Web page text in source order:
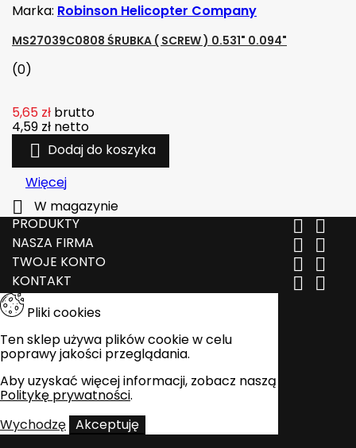
Marka: Robinson Helicopter Company
MS27039C0808 ŚRUBKA ( SCREW ) 0.531" 0.094"
(0)
5,65 zł brutto
4,59 zł netto
 Dodaj do koszyka
Więcej

W magazynie
PRODUKTY
 
NASZA FIRMA  
TWOJE KONTO  
KONTAKT  
Pliki cookies
Ten sklep używa plików cookie w celu
poprawy jakości przeglądania.
Aby uzyskać więcej informacji, zobacz naszą
Politykę prywatności.
Wychodzę Akceptuję